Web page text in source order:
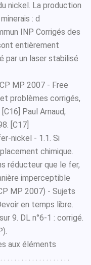
nickel. La production
: d
INP Corrigés des
entièrement
par un laser stabilisé
MP 2007 - Free
problèmes corrigés,
Paul Arnaud,
[C17]
nickel - 1.1. Si
chimique.
réducteur que le fer,
imperceptible
MP 2007) - Sujets
en temps libre.
9. DL n°6-1 : corrigé.
aux éléments
. . . . . . . . . . . . . . . . .